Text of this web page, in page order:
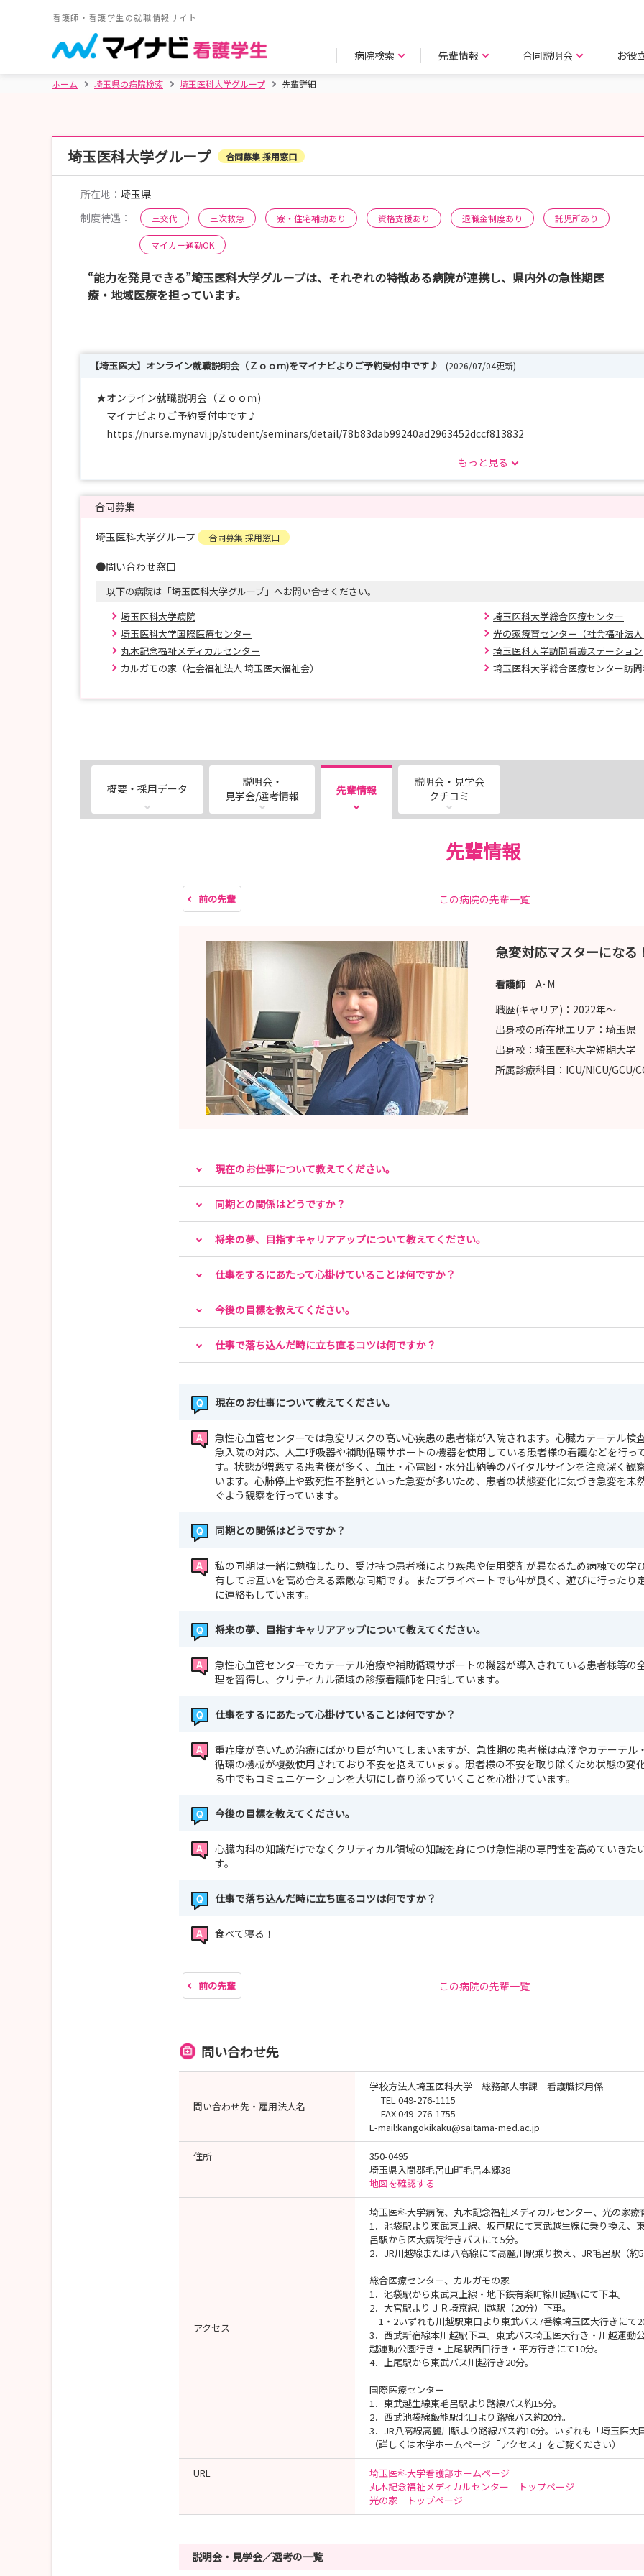
看護師・看護学生の就職情報サイト
病院検索 先輩情報 合同説明会 お役
ホーム 埼玉県の病院検索 埼玉医科大学グループ 先輩詳細
埼玉医科大学グループ 合同募集 採用窓口
所在地： 埼玉県
制度待遇：
三交代 三次救急 寮・住宅補助あり 資格支援あり 退職金制度あり 託児所あり
マイカー通勤OK
“能力を発見できる”埼玉医科大学グループは、それぞれの特徴ある病院が連携し、県内外の急性期医
療・地域医療を担っています。
【埼玉医大】オンライン就職説明会（Ｚｏｏｍ)をマイナビよりご予約受付中です♪ (2026/07/04更新)
★オンライン就職説明会（Ｚｏｏｍ)
マイナビよりご予約受付中です♪
https://nurse.mynavi.jp/student/seminars/detail/78b83dab99240ad2963452dccf813832
★イベントのお知らせ
https://docs.google.com/forms/d/e/1FAIpQLScZFneQYMcmKO-vJWtu7QQkLUob3RXpFNRJzK9k9w_pU7wESw/
★採用試験について
2027年4月採用のご応募は、埼玉医科大学マイページにてご応募いただきます。
皆様のご応募をお待ちしております。
※最終試験日は、8月22日を予定しています。
https://mypage.3070.i-webs.jp/saitama-med2027/
＊埼玉医科大学マイページより、ご応募いただきます。
新卒の方：一次試験（書類選考）・二次試験（小論文、面接（対面））
既卒の方：一次試験（書類選考）・二次試験（面接（対面
https://www.instagram.com/smug.kango?igsh=MW9kYXJvZGNsd2F6OQ%3D%3D&utm_source=qr
📧 kangokikaku@saitama-med.ac.jp（看護職採用担当）
お気軽にお問合せください。
もっと見る
合同募集
埼玉医科大学グループ 合同募集 採用窓口
●問い合わせ窓口
以下の病院は「埼玉医科大学グループ」へお問い合せください。
埼玉医科大学病院
埼玉医科大学総合医療センター
埼玉医科大学国際医療センター
光の家療育センター（社会福祉法
丸木記念福祉メディカルセンター
埼玉医科大学訪問看護ステーション
カルガモの家（社会福祉法人 埼玉医大福祉会）
埼玉医科大学総合医療センター訪
概要・採用データ
説明会・
見学会/選考情報
先輩情報
説明会・見学会
クチコミ
先輩情報
前の先輩 この病院の先輩一覧
急変対応マスターになる
看護師 A･M
職歴(キャリア)： 2022年〜
出身校の所在地エリア： 埼玉県
出身校： 埼玉医科大学短期大学
所属診療科目： ICU/NICU/GCU/
現在のお仕事について教えてください。
同期との関係はどうですか？
将来の夢、目指すキャリアアップについて教えてください。
仕事をするにあたって心掛けていることは何ですか？
今後の目標を教えてください。
仕事で落ち込んだ時に立ち直るコツは何ですか？
現在のお仕事について教えてください。
急性心血管センターでは急変リスクの高い心疾患の患者様が入院されます。心臓カテーテル検
急入院の対応、人工呼吸器や補助循環サポートの機器を使用している患者様の看護などを行っ
す。状態が増悪する患者様が多く、血圧・心電図・水分出納等のバイタルサインを注意深く観
います。心肺停止や致死性不整脈といった急変が多いため、患者の状態変化に気づき急変を未
ぐよう観察を行っています。
同期との関係はどうですか？
私の同期は一緒に勉強したり、受け持つ患者様により疾患や使用薬剤が異なるため病棟での学
有してお互いを高め合える素敵な同期です。またプライベートでも仲が良く、遊びに行ったり
に連絡もしています。
将来の夢、目指すキャリアアップについて教えてください。
急性心血管センターでカテーテル治療や補助循環サポートの機器が導入されている患者様等の
理を習得し、クリティカル領域の診療看護師を目指しています。
仕事をするにあたって心掛けていることは何ですか？
重症度が高いため治療にばかり目が向いてしまいますが、急性期の患者様は点滴やカテーテル
循環の機械が複数使用されており不安を抱えています。患者様の不安を取り除くため状態の変
る中でもコミュニケーションを大切にし寄り添っていくことを心掛けています。
今後の目標を教えてください。
心臓内科の知識だけでなくクリティカル領域の知識を身につけ急性期の専門性を高めていきた
す。
仕事で落ち込んだ時に立ち直るコツは何ですか？
食べて寝る！
前の先輩 この病院の先輩一覧
問い合わせ先
問い合わせ先・雇用法人名
学校方法人埼玉医科大学 総務部人事課 看護職採用係
TEL 049-276-1115
FAX 049-276-1755
E-mail:kangokikaku@saitama-med.ac.jp
住所
350-0495
埼玉県入間郡毛呂山町毛呂本郷38
地図を確認する
アクセス
埼玉医科大学病院、丸木記念福祉メディカルセンター、光の家療
1．池袋駅より東武東上線、坂戸駅にて東武越生線に乗り換え、
呂駅から医大病院行きバスにて5分。
2．JR川越線または八高線にて高麗川駅乗り換え、JR毛呂駅（約
総合医療センター、カルガモの家
1．池袋駅から東武東上線・地下鉄有楽町線川越駅にて下車。
2．大宮駅よりＪＲ埼京線川越駅（20分）下車。
1・2いずれも川越駅東口より東武バス7番線埼玉医大行きにて
3．西武新宿線本川越駅下車。東武バス埼玉医大行き・川越運動
越運動公園行き・上尾駅西口行き・平方行きにて10分。
4．上尾駅から東武バス川越行き20分。
国際医療センター
1．東武越生線東毛呂駅より路線バス約15分。
2．西武池袋線飯能駅北口より路線バス約20分。
3．JR八高線高麗川駅より路線バス約10分。いずれも「埼玉医大
（詳しくは本学ホームページ「アクセス」をご覧ください）
URL
埼玉医科大学看護部ホームページ
丸木記念福祉メディカルセンター トップページ
光の家 トップページ
説明会・見学会／選考の一覧